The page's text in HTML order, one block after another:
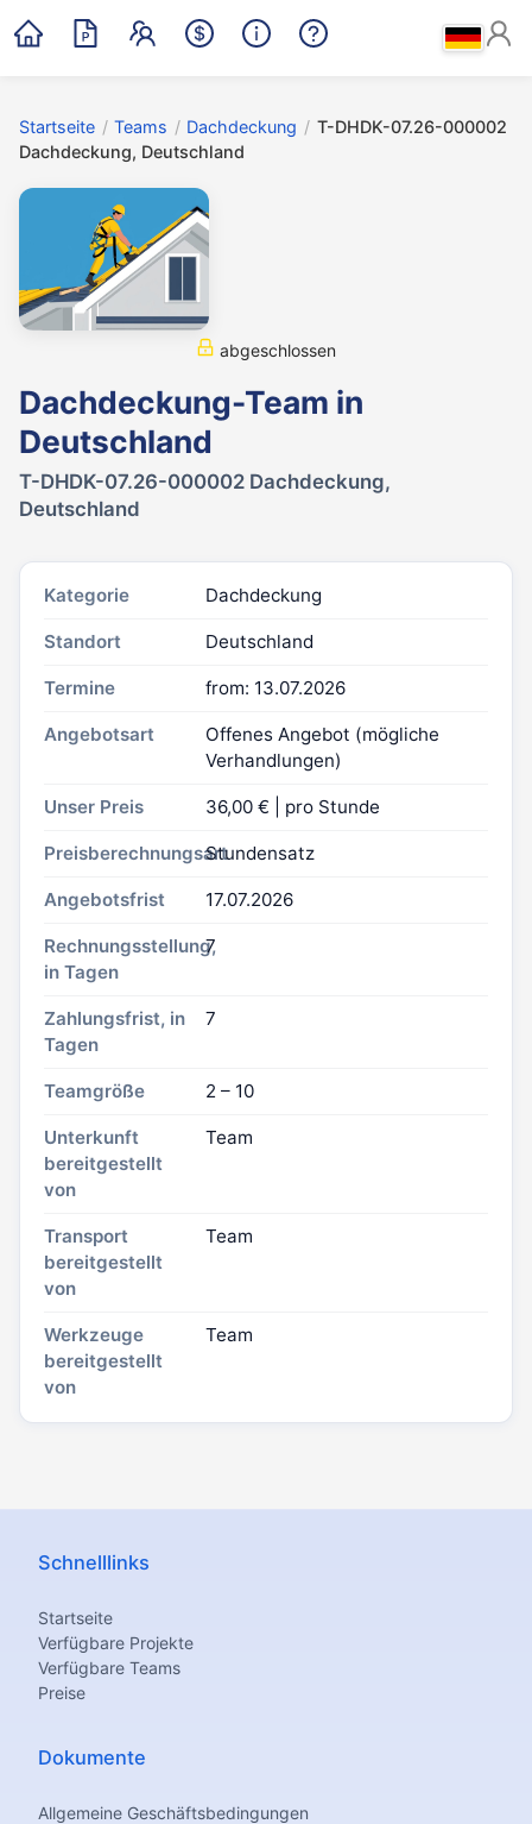
Startseite / Teams / Dachdeckung / T-DHDK-07.26-000002
Dachdeckung, Deutschland
abgeschlossen
Dachdeckung-Team in
Deutschland
T-DHDK-07.26-000002 Dachdeckung,
Deutschland
Kategorie Dachdeckung
Standort Deutschland
Termine from: 13.07.2026
Angebotsart
Offenes Angebot (mögliche
Verhandlungen)
Unser Preis 36,00 € | pro Stunde
PreisberechnungsartStundensatz
Angebotsfrist 17.07.2026
Rechnungsstellung,
in Tagen
7
Zahlungsfrist, in
Tagen
7
Teamgröße 2 – 10
Unterkunft
bereitgestellt
von
Team
Transport
bereitgestellt
von
Team
Werkzeuge
bereitgestellt
von
Team
Schnelllinks
Startseite
Verfügbare Projekte
Verfügbare Teams
Preise
Dokumente
Allgemeine Geschäftsbedingungen